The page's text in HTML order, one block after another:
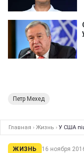
Петр Мехед
Главная › Жизнь › У США
ЖИЗНЬ 16 ноября